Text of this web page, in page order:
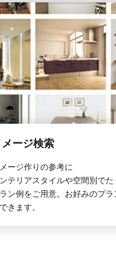
メージ検索
ージ作りの参考に
テリアスタイルや空間別でた
ン例をご用意。お好みのプラ
きます。